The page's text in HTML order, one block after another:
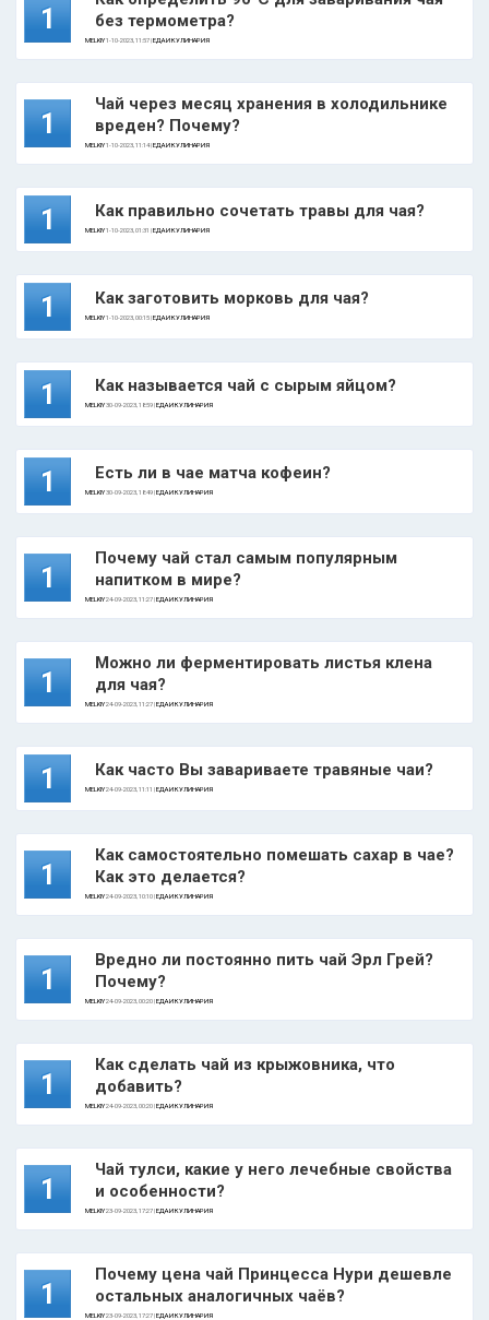
1
без термометра?
MELKIY1-10-2023, 11:57 |ЕДА И КУЛИНАРИЯ
1
Чай через месяц хранения в холодильнике
вреден? Почему?
MELKIY1-10-2023, 11:14 |ЕДА И КУЛИНАРИЯ
1 Как правильно сочетать травы для чая?
MELKIY1-10-2023, 01:31 |ЕДА И КУЛИНАРИЯ
1 Как заготовить морковь для чая?
MELKIY1-10-2023, 00:15 |ЕДА И КУЛИНАРИЯ
1 Как называется чай с сырым яйцом?
MELKIY30-09-2023, 18:59 |ЕДА И КУЛИНАРИЯ
1 Есть ли в чае матча кофеин?
MELKIY30-09-2023, 18:49 |ЕДА И КУЛИНАРИЯ
1
Почему чай стал самым популярным
напитком в мире?
MELKIY24-09-2023, 11:27 |ЕДА И КУЛИНАРИЯ
1
Можно ли ферментировать листья клена
для чая?
MELKIY24-09-2023, 11:27 |ЕДА И КУЛИНАРИЯ
1 Как часто Вы завариваете травяные чаи?
MELKIY24-09-2023, 11:11 |ЕДА И КУЛИНАРИЯ
1
Как самостоятельно помешать сахар в чае?
Как это делается?
MELKIY24-09-2023, 10:10 |ЕДА И КУЛИНАРИЯ
1
Вредно ли постоянно пить чай Эрл Грей?
Почему?
MELKIY24-09-2023, 00:20 |ЕДА И КУЛИНАРИЯ
1
Как сделать чай из крыжовника, что
добавить?
MELKIY24-09-2023, 00:20 |ЕДА И КУЛИНАРИЯ
1
Чай тулси, какие у него лечебные свойства
и особенности?
MELKIY23-09-2023, 17:27 |ЕДА И КУЛИНАРИЯ
1
Почему цена чай Принцесса Нури дешевле
остальных аналогичных чаёв?
MELKIY23-09-2023, 17:27 |ЕДА И КУЛИНАРИЯ